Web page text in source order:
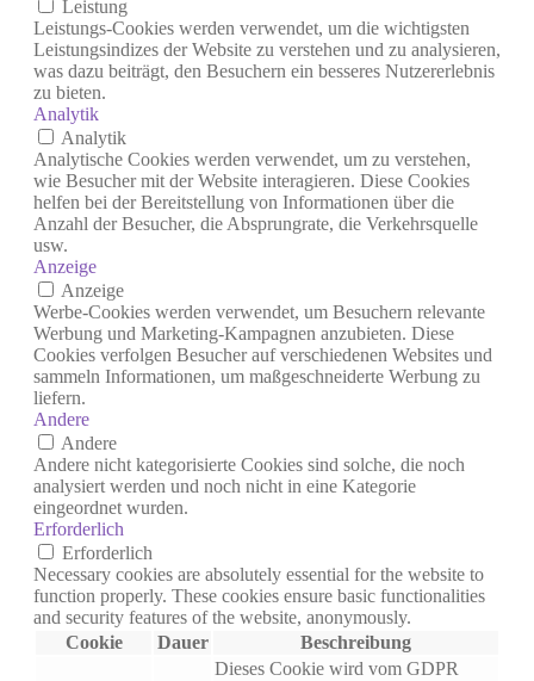
Leistung
Leistungs-Cookies werden verwendet, um die wichtigsten
Leistungsindizes der Website zu verstehen und zu analysieren,
was dazu beiträgt, den Besuchern ein besseres Nutzererlebnis
zu bieten.
Analytik
Analytik
Analytische Cookies werden verwendet, um zu verstehen,
wie Besucher mit der Website interagieren. Diese Cookies
helfen bei der Bereitstellung von Informationen über die
Anzahl der Besucher, die Absprungrate, die Verkehrsquelle
usw.
Anzeige
Anzeige
Werbe-Cookies werden verwendet, um Besuchern relevante
Werbung und Marketing-Kampagnen anzubieten. Diese
Cookies verfolgen Besucher auf verschiedenen Websites und
sammeln Informationen, um maßgeschneiderte Werbung zu
liefern.
Andere
Andere
Andere nicht kategorisierte Cookies sind solche, die noch
analysiert werden und noch nicht in eine Kategorie
eingeordnet wurden.
Erforderlich
Erforderlich
Necessary cookies are absolutely essential for the website to
function properly. These cookies ensure basic functionalities
and security features of the website, anonymously.
Cookie
Dauer
Beschreibung
Dieses Cookie wird vom GDPR